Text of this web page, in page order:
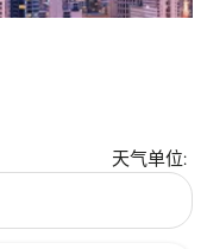
天气单位: